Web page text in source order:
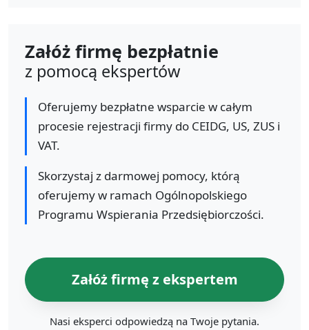
Załóż firmę bezpłatnie
z pomocą ekspertów
Oferujemy bezpłatne wsparcie w całym
procesie rejestracji firmy do CEIDG, US, ZUS i
VAT.
Skorzystaj z darmowej pomocy, którą
oferujemy w ramach Ogólnopolskiego
Programu Wspierania Przedsiębiorczości.
Załóż firmę z ekspertem
Nasi eksperci odpowiedzą na Twoje pytania.